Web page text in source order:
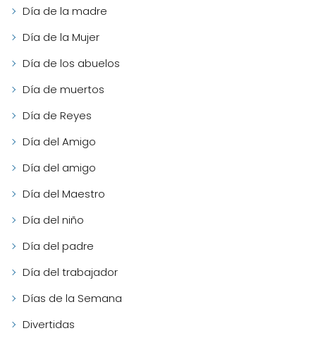
Día de la madre
Día de la Mujer
Día de los abuelos
Día de muertos
Día de Reyes
Día del Amigo
Día del amigo
Día del Maestro
Día del niño
Día del padre
Día del trabajador
Días de la Semana
Divertidas